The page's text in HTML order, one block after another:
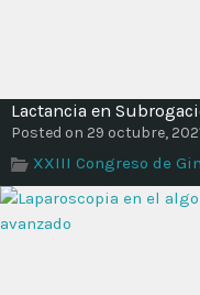
Lactancia en
Posted on 29 octubre,
XXIII Congreso de